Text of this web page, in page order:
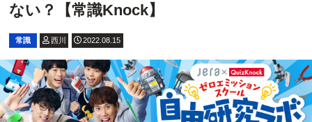
ない？【常識Knock】
常識 西川 2022.08.15